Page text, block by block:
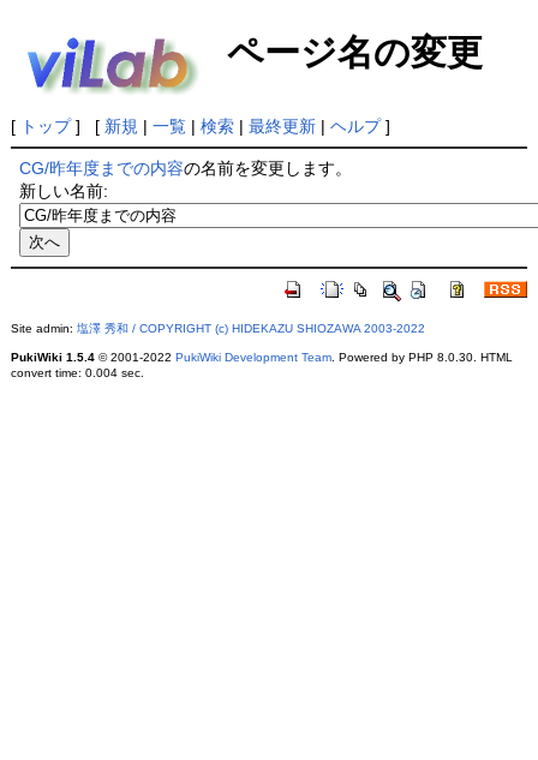
ページ名の変更
[ トップ] [ 新規 | 一覧| 検索| 最終更新| ヘルプ]
CG/昨年度までの内容の名前を変更します。
新しい名前:
Site admin: 塩澤 秀和 / COPYRIGHT (c) HIDEKAZU SHIOZAWA 2003-2022
PukiWiki 1.5.4© 2001-2022 PukiWiki Development Team. Powered by PHP 8.0.30. HTML
convert time: 0.004 sec.